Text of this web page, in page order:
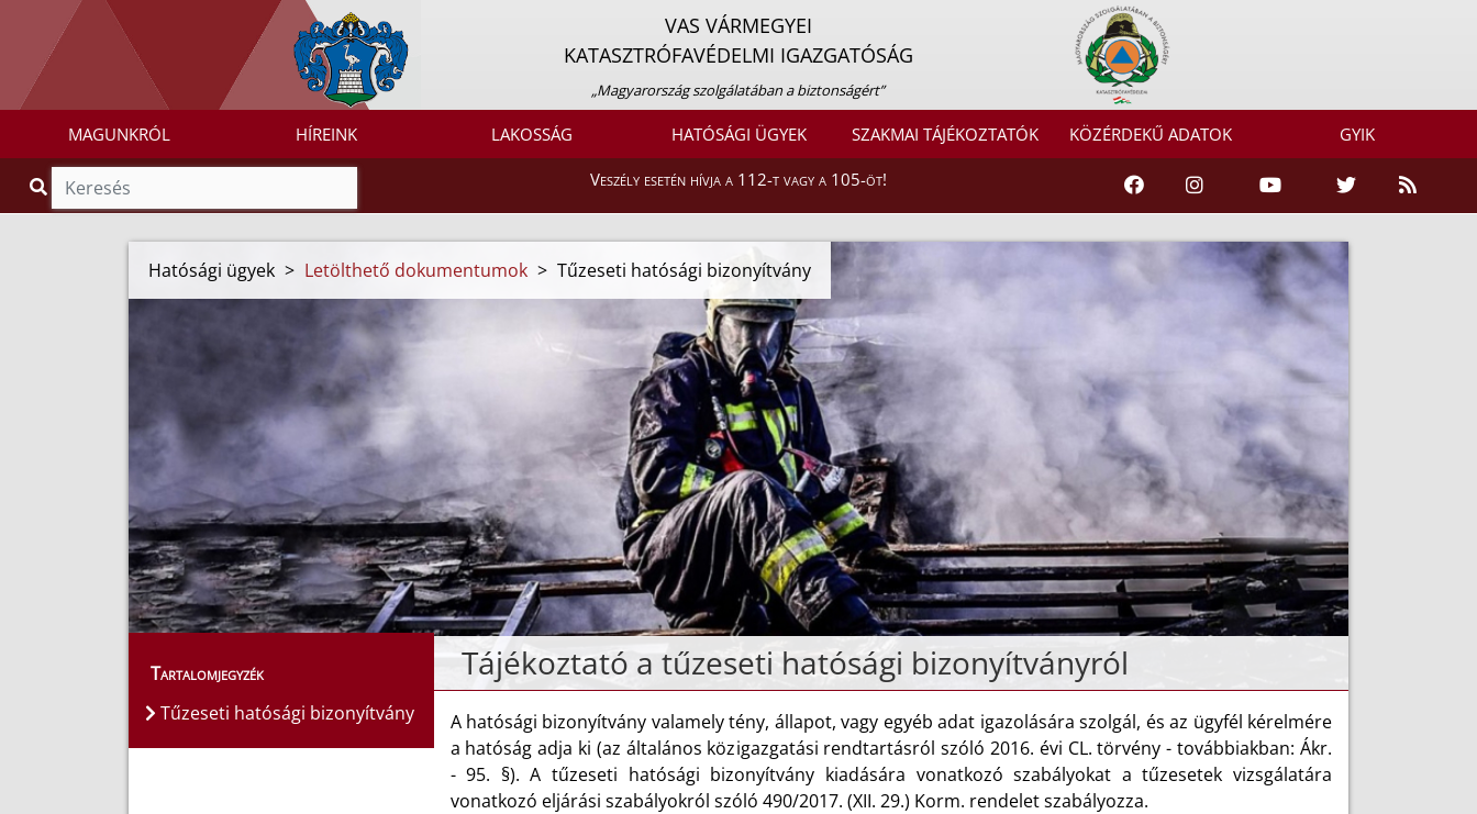
VAS VÁRMEGYEI
KATASZTRÓFAVÉDELMI IGAZGATÓSÁG
„Magyarország szolgálatában a biztonságért”
MAGUNKRÓL HÍREINK LAKOSSÁG HATÓSÁGI ÜGYEK SZAKMAI TÁJÉKOZTATÓK KÖZÉRDEKŰ ADATOK GYIK
Veszély esetén hívja a 112-t vagy a 105-öt!
Hatósági ügyek > Letölthető dokumentumok > Tűzeseti hatósági bizonyítvány
Tartalomjegyzék
Tűzeseti hatósági bizonyítvány
Tájékoztató a tűzeseti hatósági bizonyítványról
A hatósági bizonyítvány valamely tény, állapot, vagy egyéb adat igazolására szolgál, és az ügyfél kérelmére
a hatóság adja ki (az általános közigazgatási rendtartásról szóló 2016. évi CL. törvény - továbbiakban: Ákr.
- 95. §). A tűzeseti hatósági bizonyítvány kiadására vonatkozó szabályokat a tűzesetek vizsgálatára
vonatkozó eljárási szabályokról szóló 490/2017. (XII. 29.) Korm. rendelet szabályozza.